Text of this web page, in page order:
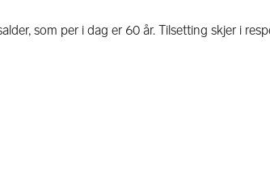
som per i dag er 60 år. Tilsetting skjer i